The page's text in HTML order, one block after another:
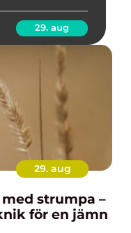
29. aug
29. aug
strumpa –
för en jämn